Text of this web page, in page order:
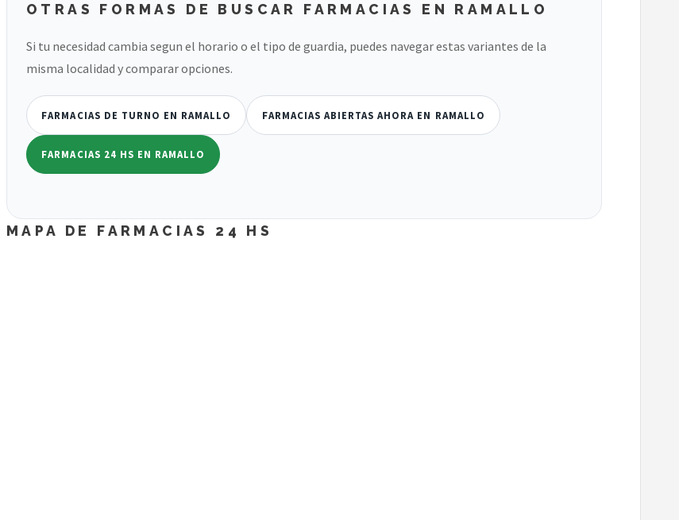
OTRAS FORMAS DE BUSCAR FARMACIAS EN RAMALLO
Si tu necesidad cambia segun el horario o el tipo de guardia, puedes navegar estas variantes de la
misma localidad y comparar opciones.
FARMACIAS DE TURNO EN RAMALLO FARMACIAS ABIERTAS AHORA EN RAMALLO
FARMACIAS 24 HS EN RAMALLO
MAPA DE FARMACIAS 24 HS